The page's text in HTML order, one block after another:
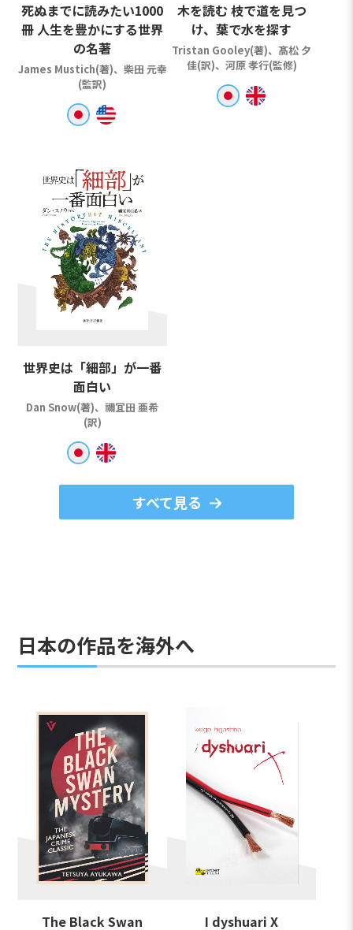
死ぬまでに読みたい1000
冊 人生を豊かにする世界
の名著
James Mustich(著)、柴田 元幸
(監訳)
木を読む 枝で道を見つ
け、葉で水を探す
Tristan Gooley(著)、髙松 夕
佳(訳)、河原 孝行(監修)
世界史は「細部」が一番
面白い
Dan Snow(著)、禰冝田 亜希
(訳)
すべて見る
日本の作品を海外へ
The Black Swan I dyshuari X